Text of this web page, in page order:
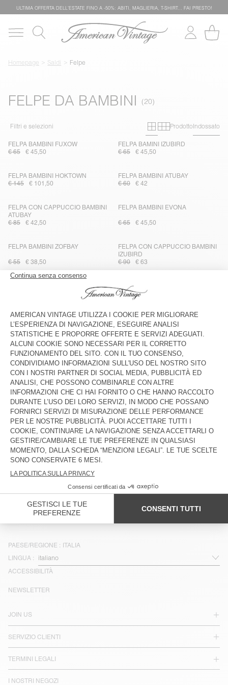
ULTIMA OFFERTA DELL'ESTATE FINO A -50%: ABITI, MAGLIERIA, T-SHIRT… FAI PRESTO!
Homepage Saldi Felpe
FELPE DA BAMBINI
Filtri e selezioni Primary grid
Secondary
ProdottoIndossato
FELPA BAMBINI FUXOW
€ 65
€ 45,50
FELPA BAMINI IZUBIRD
€ 65
€ 45,50
FELPA BAMBINI HOKTOWN
€ 145
€ 101,50
FELPA BAMBINI ATUBAY
€ 60
€ 42
FELPA CON CAPPUCCIO BAMBINI
ATUBAY
€ 85
€ 42,50
FELPA BAMBINI EVONA
€ 65 € 45,50
FELPA BAMBINI ZOFBAY
€ 55 € 38,50
FELPA CON CAPPUCCIO BAMBINI
IZUBIRD
€ 90
€ 63
FELPA BAMBINI ATUBAY
€ 60
€ 42
FELPA CON CAPPUCCIO BAMBINI
ATUBAY
€ 85
€ 59,50
FELPA BAMINI IZUBIRD
€ 65 € 45,50
FELPA BAMINI IZUBIRD
€ 110
€ 77
FELPA BAMINI IZUBIRD
€ 65
€ 45,50
FELPA CON CAPPUCCIO BAMBINI
ATUBAY
€ 85
€ 42,50
FELPA BAMINI IZUBIRD
€ 110 € 77
FELPA BAMBINI EVONA
€ 85
€ 59,50
FELPA BAMBINI HOKTOWN
€ 145
€ 101,50
FELPA BAMINI IZUBIRD
NON DISPONIBILE
€ 100 € 70
PAESE/REGIONE : ITALIA
LINGUA :
ACCESSIBILITÀ
JOIN US
SERVIZIO CLIENTI
TERMINI LEGALI
I NOSTRI NEGOZI
NEWSLETTER